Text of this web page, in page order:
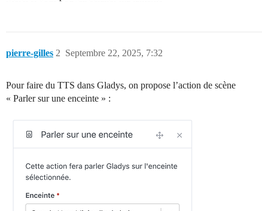
pierre-gilles Septembre 22, 2025, 7:32
2
Pour faire du TTS dans Gladys, on propose l’action de scène
« Parler sur une enceinte » :